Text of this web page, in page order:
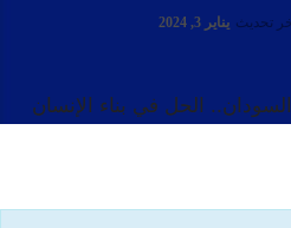
تحديث يناير 3, 2024
الحل في بناء الإنسان